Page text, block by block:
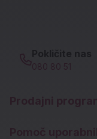
Pokličite nas
080 80 51
Prodajni
Pomoč